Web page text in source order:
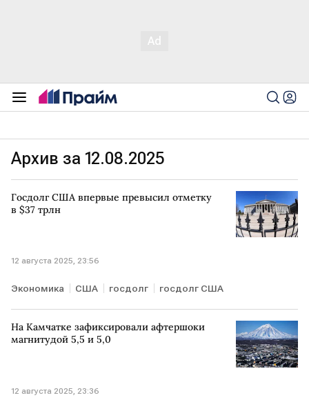
Архив за 12.08.2025
Госдолг США впервые превысил отметку
в $37 трлн
12 августа 2025, 23:56
Экономика США госдолг госдолг США
На Камчатке зафиксировали афтершоки
магнитудой 5,5 и 5,0
12 августа 2025, 23:36